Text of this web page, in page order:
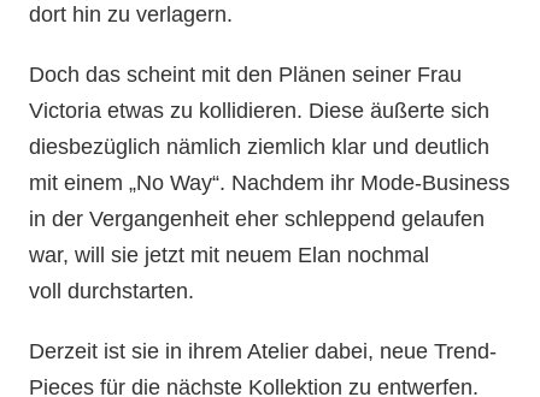
dort hin zu verlagern.
Doch das scheint mit den Plänen seiner Frau
Victoria etwas zu kollidieren. Diese äußerte sich
diesbezüglich nämlich ziemlich klar und deutlich
mit einem „No Way“. Nachdem ihr Mode-Business
in der Vergangenheit eher schleppend gelaufen
war, will sie jetzt mit neuem Elan nochmal
voll durchstarten.
Derzeit ist sie in ihrem Atelier dabei, neue Trend-
Pieces für die nächste Kollektion zu entwerfen.